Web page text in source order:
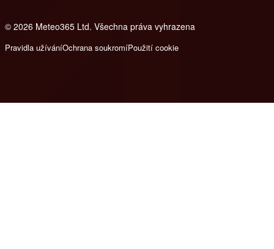
© 2026 Meteo365 Ltd. Všechna práva vyhrazena
Pravidla užíváníOchrana soukromíPoužití cookie